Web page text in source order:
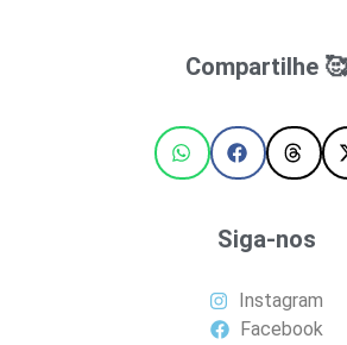
Compartilhe 🥰
Siga-nos
Instagram
Facebook